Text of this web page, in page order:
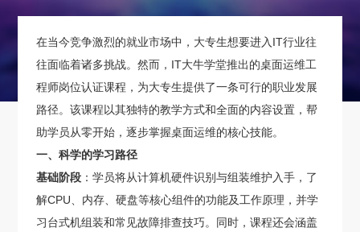
在当今竞争激烈的就业市场中，大专生想要进入IT行业往
往面临着诸多挑战。然而，IT大牛学堂推出的桌面运维工
程师岗位认证课程，为大专生提供了一条可行的职业发展
路径。该课程以其独特的教学方式和全面的内容设置，帮
助学员从零开始，逐步掌握桌面运维的核心技能。
一、科学的学习路径
基础阶段 ：学员将从计算机硬件识别与组装维护入手，了
解CPU、内存、硬盘等核心组件的功能及工作原理，并学
习台式机组装和常见故障排查技巧。同时，课程还会涵盖